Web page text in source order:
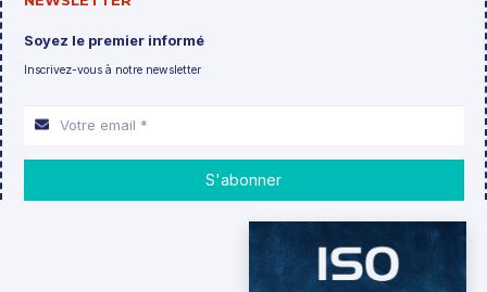
Soyez le premier informé
Inscrivez-vous à notre newsletter
S'abonner